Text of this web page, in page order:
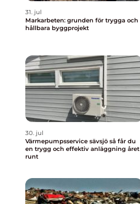
31. jul
Markarbeten: grunden för trygga och
hållbara byggprojekt
30. jul
Värmepumpsservice sävsjö så får du
en trygg och effektiv anläggning året
runt